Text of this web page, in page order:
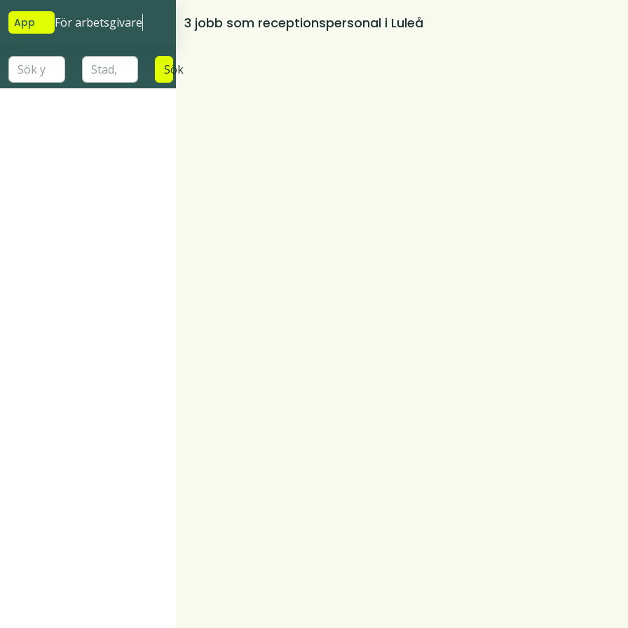
App För arbetsgivare
Sök
3 jobb som receptionspersonal i Luleå